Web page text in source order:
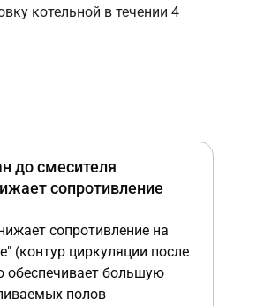
котельной в течении 4
до смесителя
сопротивление
сопротивление на
(контур циркуляции после
обеспечивает большую
полов